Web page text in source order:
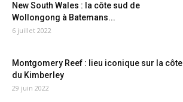
New South Wales : la côte sud de
Wollongong à Batemans...
6 juillet 2022
Montgomery Reef : lieu iconique sur la côte
du Kimberley
29 juin 2022